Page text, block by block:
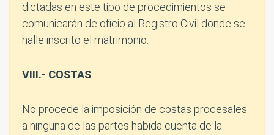
dictadas en este tipo de procedimientos se
comunicarán de oficio al Registro Civil donde se
halle inscrito el matrimonio.
VIII.- COSTAS
No procede la imposición de costas procesales
a ninguna de las partes habida cuenta de la